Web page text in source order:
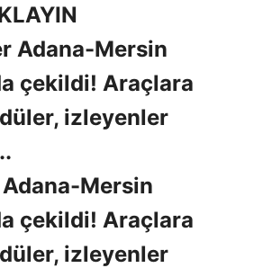
Mersin
çekildi! Araçlara
izleyenler